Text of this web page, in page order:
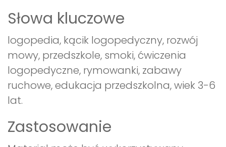
Słowa kluczowe
logopedia, kącik logopedyczny, rozwój
mowy, przedszkole, smoki, ćwiczenia
logopedyczne, rymowanki, zabawy
ruchowe, edukacja przedszkolna, wiek 3-6
lat.
Zastosowanie